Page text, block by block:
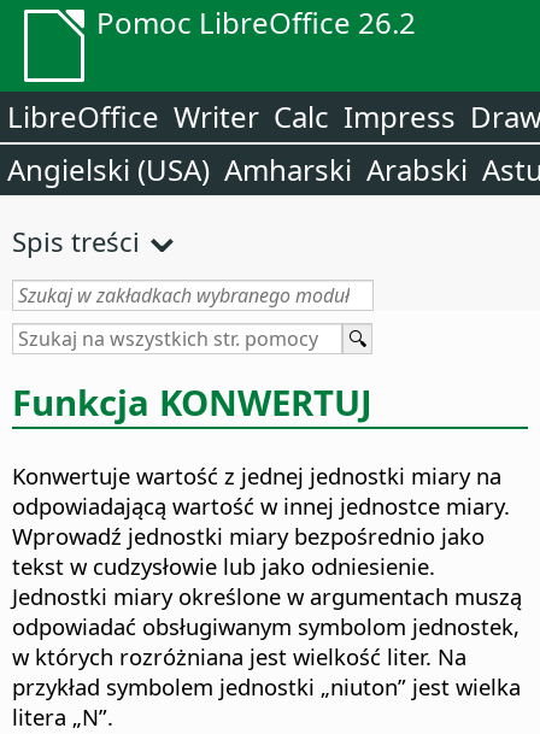
Pomoc LibreOffice 26.2
LibreOffice Writer Calc Impress
Angielski (USA) Amharski Arabski
Spis treści
Funkcja KONWERTUJ
Konwertuje wartość z jednej jednostki miary na
odpowiadającą wartość w innej jednostce miary.
Wprowadź jednostki miary bezpośrednio jako
tekst w cudzysłowie lub jako odniesienie.
Jednostki miary określone w argumentach muszą
odpowiadać obsługiwanym symbolom jednostek,
w których rozróżniana jest wielkość liter. Na
przykład symbolem jednostki „niuton” jest wielka
litera „N”.